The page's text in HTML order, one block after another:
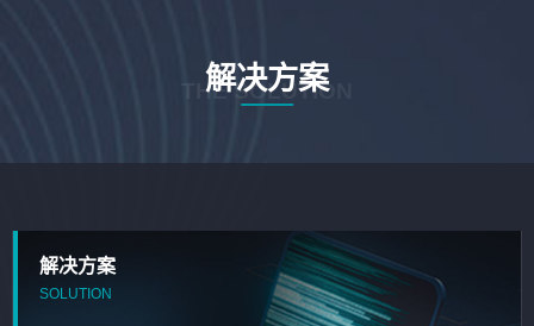
解决方案
THE SOLUTION
解决方案
SOLUTION